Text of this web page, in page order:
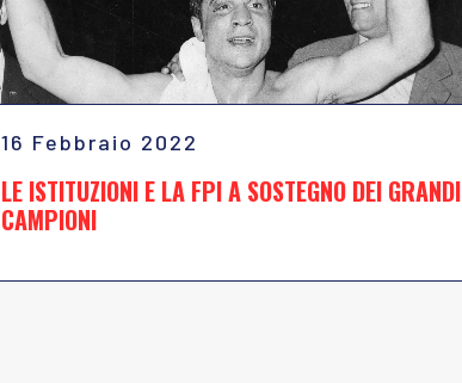
16 Febbraio 2022
LE ISTITUZIONI E LA FPI A SOSTEGNO DEI GRANDI
CAMPIONI